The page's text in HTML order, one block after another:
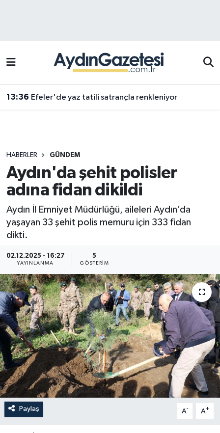
13:36 Efeler'de yaz tatili satrançla renkleniyor
HABERLER GÜNDEM
Aydın'da şehit polisler
adına fidan dikildi
Aydın İl Emniyet Müdürlüğü, aileleri Aydın’da
yaşayan 33 şehit polis memuru için 333 fidan
dikti.
02.12.2025 - 16:27
YAYINLANMA
5
GÖSTERIM
Paylaş A- A+
Efeler Trafik Yoğunluk Haritası
Süper Lig Puan Durumu ve Fikstür